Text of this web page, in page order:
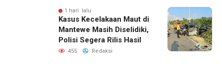
1 hari lalu
Kasus Kecelakaan Maut di
Mantewe Masih Diselidiki,
Polisi Segera Rilis Hasil
455 Redaksi